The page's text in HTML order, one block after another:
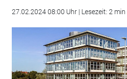
27.02.2024 08:00 Uhr | Lesezeit: 2 min